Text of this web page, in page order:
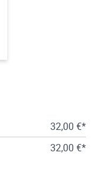
32,00 €*
32,00 €*